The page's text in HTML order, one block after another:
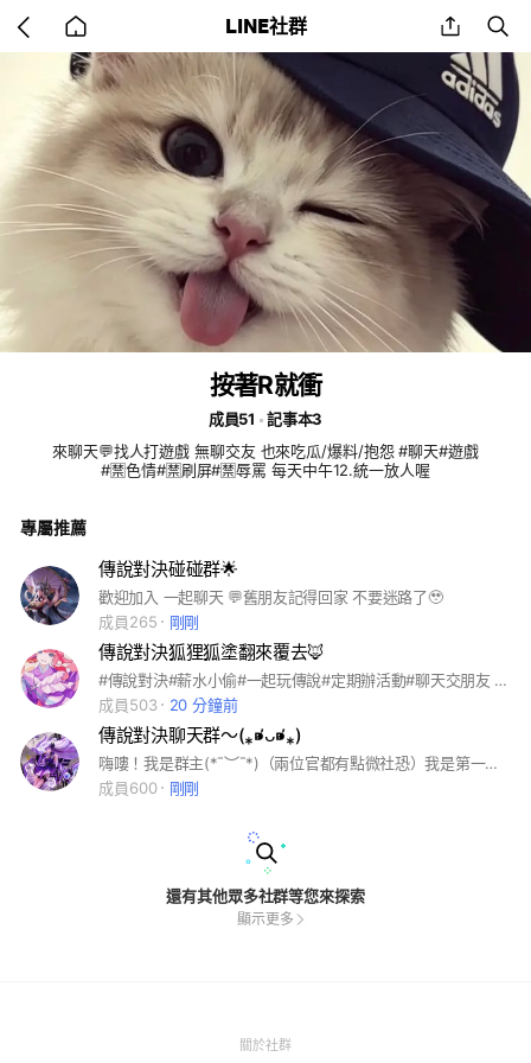
back
to
home
LINE社群 share
按著R就衝
成員51
記事本3
來聊天💬找人打遊戲 無聊交友 也來吃瓜/爆料/抱怨 #聊天#遊戲
#🈲色情#🈲刷屏#🈲辱罵 每天中午12.統一放人喔
專屬推薦
傳說對決碰碰群🌟
歡迎加入 一起聊天 💬舊朋友記得回家 不要迷路了🥹
成員265
剛剛
傳說對決狐狸狐塗翻來覆去🦊
#傳說對決#薪水小偷#一起玩傳說#定期辦活動#聊天交朋友 #生活大小事
成員503
20 分鐘前
傳說對決聊天群～(⁎⁍̴̛ᴗ⁍̴̛⁎)
嗨嘍！我是群主(*¯︶¯*)（兩位官都有點微社恐）我是第一次創群，有什麼建議可以說出來讓我們改進。 這裡什麼都能聊喔～！本群希望群裡的各位都是開心的！有什麼傷心事也可以説呦～ 大家可以安慰安慰你！這裡可以聊任何東西（遊戲、動漫、小說…之類的）在這裡不要聊🔞喔～#遊戲 #傳說對決 #聊天 #和平 ⚠️進群請先看群規⚠️
成員600
剛剛
還有其他眾多社群等您來探索
顯示更多
關於社群(Open